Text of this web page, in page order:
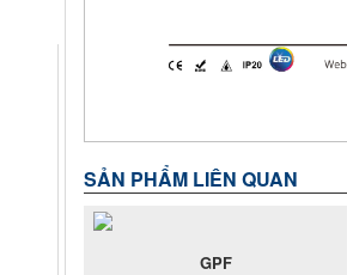
SẢN PHẨM LIÊN QUAN
GPF